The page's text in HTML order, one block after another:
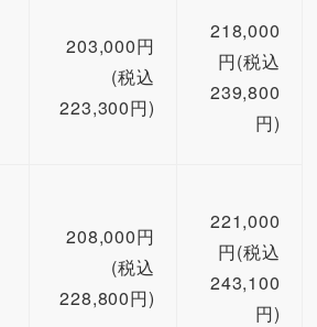
203,000円
(税込
223,300円)
218,000
円(税込
239,800
円)
208,000円
(税込
228,800円)
221,000
円(税込
243,100
円)